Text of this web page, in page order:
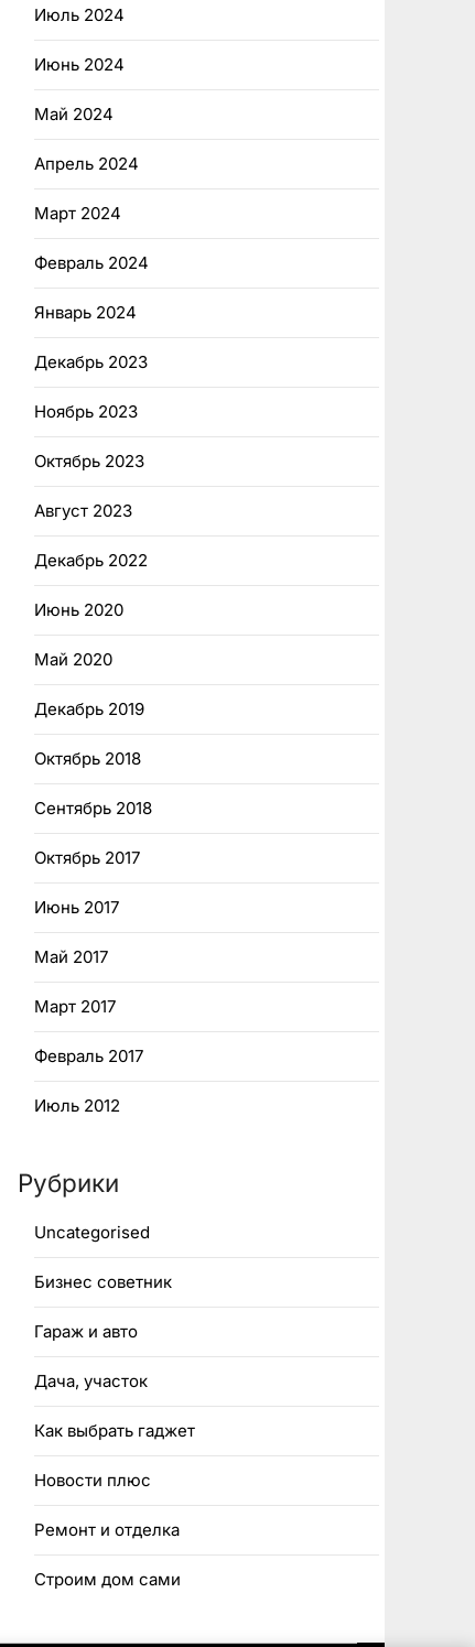
Июль 2024
Июнь 2024
Май 2024
Апрель 2024
Март 2024
Февраль 2024
Январь 2024
Декабрь 2023
Ноябрь 2023
Октябрь 2023
Август 2023
Декабрь 2022
Июнь 2020
Май 2020
Декабрь 2019
Октябрь 2018
Сентябрь 2018
Октябрь 2017
Июнь 2017
Май 2017
Март 2017
Февраль 2017
Июль 2012
Рубрики
Uncategorised
Бизнес советник
Гараж и авто
Дача, участок
Как выбрать гаджет
Новости плюс
Ремонт и отделка
Строим дом сами